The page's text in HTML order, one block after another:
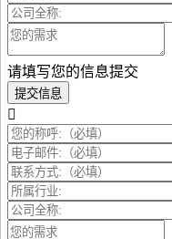
请填写您的信息提交
提交信息